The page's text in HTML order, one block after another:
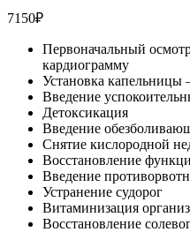
7150₽
Первоначальный
кардиограмму
Установка капельницы
Введение
Детоксикация
Введение
Снятие кислородной
Восстановление
Введение
Устранение судорог
Витаминизация
Восстановление